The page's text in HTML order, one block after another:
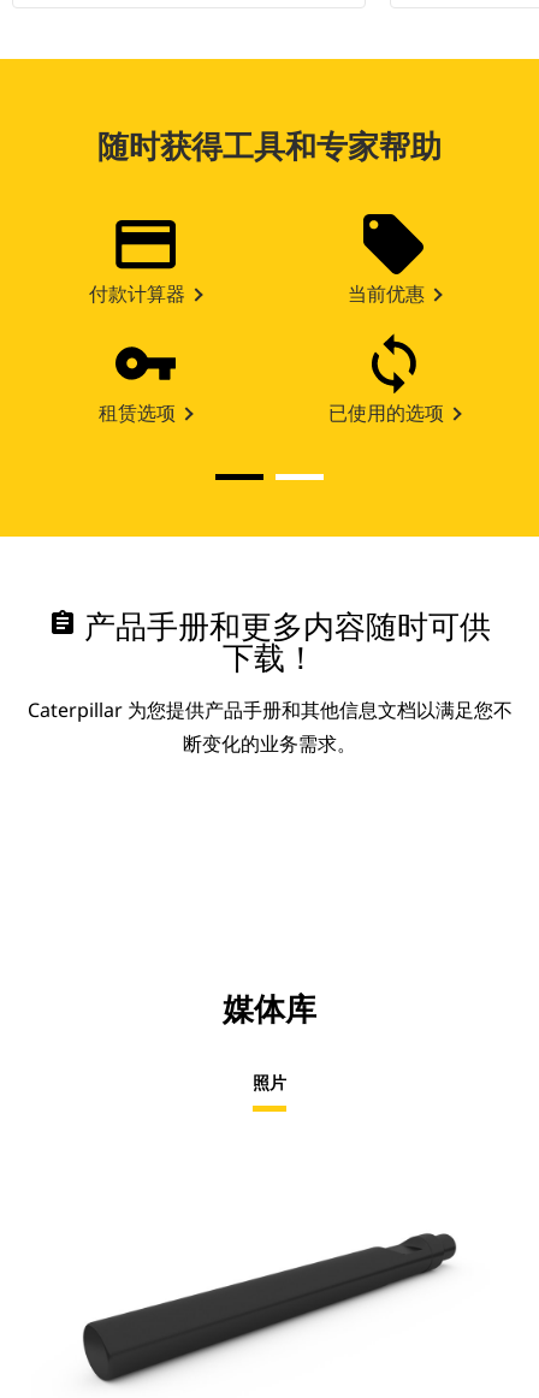
随时获得工具和专家帮助
付款计算器 当前优惠
租赁选项 已使用的选项
assignment 产品手册和更多内容随时可供
下载！
Caterpillar 为您提供产品手册和其他信息文档以满足您不
断变化的业务需求。
媒体库
照片